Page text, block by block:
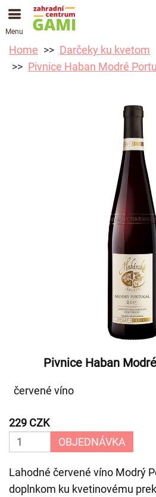
Menu
Home
Darčeky ku kvetom
Pivnice Haban Modré
Pivnice Haban
červené víno
229 CZK
OBJEDNÁVKA
Lahodné červené víno Modrý
doplnkom ku kvetinovému